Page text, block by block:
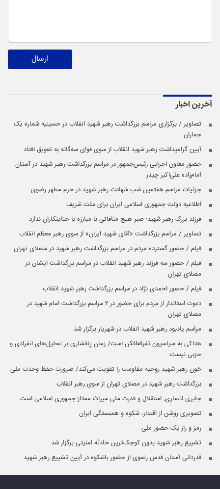
ارسال
آخرین اخبار
تصاویر / برگزاری مراسم بزرگداشت رهبر شهید انقلاب در حسینیه شماره یک
جماران
آیین گرامیداشت رهبر شهید انقلاب از سوی قوای سه‌گانه به تعویق افتاد
حضور معاون اجرایی رئیس‌جمهور در مراسم بزرگداشت رهبر شهید در آستان
امام‌زاده علی‌اکبر چیذر
جزئیات مراسم هفتمین شب شهادت رهبر شهید در حرم مطهر رضوی
اطلاعیه دولت جمهوری اسلامی ایران برای ملت شریف
فرزند بزرگ رهبر شهید: صبر هیچ منافاتی با مبارزه با جنایتکاران ندارد
تصاویر / مراسم بزرگداشت «آقای شهید ایران» از سوی رهبر معظم انقلاب
فیلم / حضور گسترده مردم در مراسم بزرگداشت رهبر شهید در مصلای تهران
فیلم / حضور سه فرزند رهبر شهید انقلاب در مراسم بزرگداشت ایشان در
مصلای تهران
فیلم / حضور احمدی نژاد در مراسم بزرگداشت رهبر شهید انقلاب
دعوت استاندار از مردم برای حضور در ۲ مراسم بزرگداشت امام شهید در
مصلای تهران
مراسم یادبود رهبر شهید انقلاب در شهریار برگزار شد
هتاکی به سیاسیون تفرقه‌افکن است/ زمانِ پافشاری بر تحلیل‌های انفرادی و
حزبی نیست
خون رهبر شهید روحیه مقاومت را تقویت می‌کند/ ضرورت حفظ وحدت ملی
بزرگداشت رهبر شهید در مصلای تهران از سوی رهبر انقلاب
جابری انصاری:‌ استقلال و قدرت ملی میراث ممتاز جمهوری اسلامی است
تصویری روشن از اقتدار، شکوه و همبستگی ایران
رمز و راز یک حضور ملی
تشییع رهبر شهید بدون کوچک‌ترین حادثه امنیتی برگزار شد
قدردانی آستان قدس رضوی از حضور باشکوه در آیین تشییع رهبر شهید